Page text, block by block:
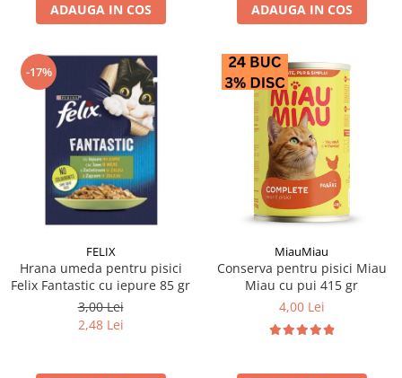
ADAUGA IN COS ADAUGA IN COS
-17%
FELIX
Hrana umeda pentru pisici
Felix Fantastic cu iepure 85 gr
3,00 Lei
2,48 Lei
MiauMiau
Conserva pentru pisici Miau
Miau cu pui 415 gr
4,00 Lei